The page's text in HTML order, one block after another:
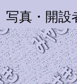
写真・開